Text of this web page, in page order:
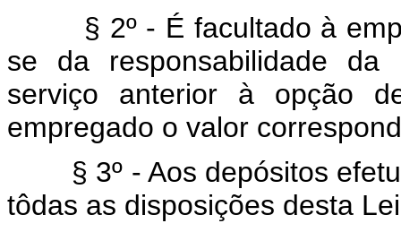
§ 2º - É facultado à
se da responsabilidade da
serviço anterior à opção
empregado o valor
§ 3º - Aos depósitos
tôdas as disposições desta